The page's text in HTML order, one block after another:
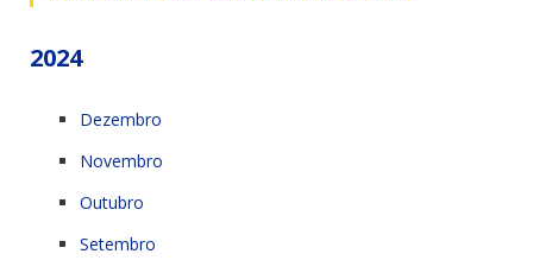
2024
Dezembro
Novembro
Outubro
Setembro